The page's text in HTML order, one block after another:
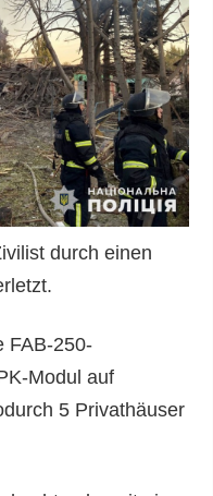
durch einen
FAB-250-
Modul auf
5 Privathäuser